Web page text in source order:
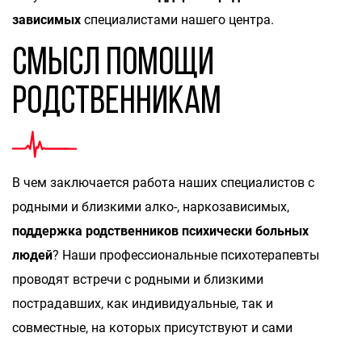
зависимых специалистами нашего центра.
Смысл помощи
родственникам
В чем заключается работа наших специалистов с
родными и близкими алко-, наркозависимых,
поддержка родственников психически больных
людей? Наши профессиональные психотерапевты
проводят встречи с родными и близкими
пострадавших, как индивидуальные, так и
совместные, на которых присутствуют и сами